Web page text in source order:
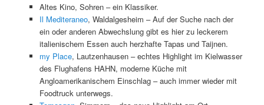
Altes Kino, Sohren – ein Klassiker.
Il Mediteraneo, Waldalgesheim – Auf der Suche nach der
ein oder anderen Abwechslung gibt es hier zu leckerem
italienischem Essen auch herzhafte Tapas und Taijnen.
my Place, Lautzenhausen – echtes Highlight im Kielwasser
des Flughafens HAHN, moderne Küche mit
Angloamerikanischem Einschlag – auch immer wieder mit
Foodtruck unterwegs.